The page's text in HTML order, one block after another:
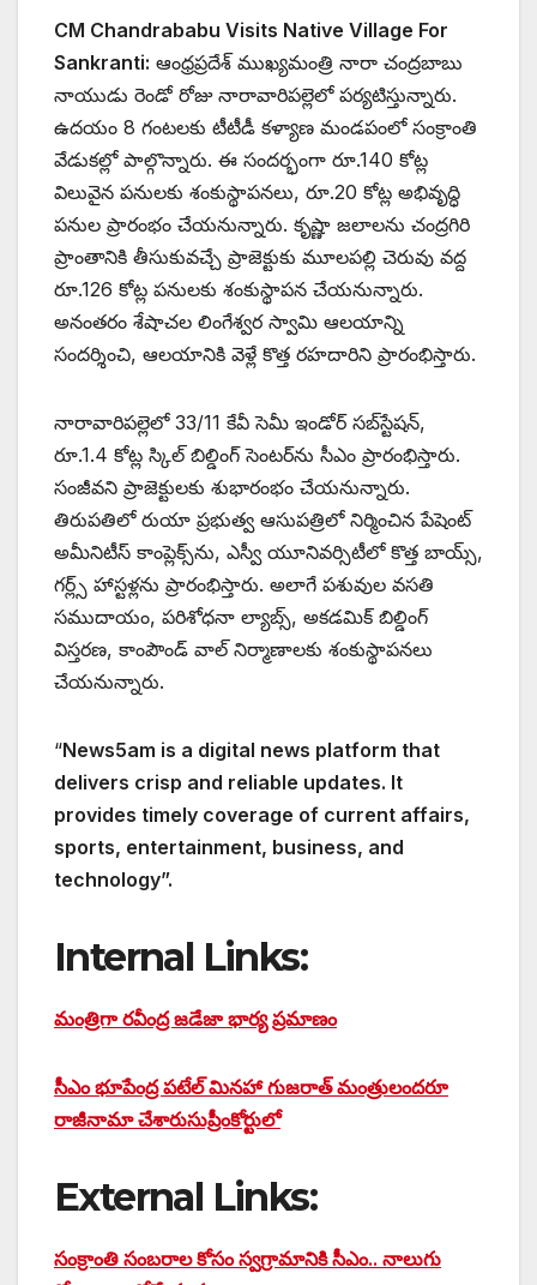
CM Chandrababu Visits Native Village For
Sankranti: ఆంధ్రప్రదేశ్ ముఖ్యమంత్రి నారా చంద్రబాబు
నాయుడు రెండో రోజు నారావారిపల్లెలో పర్యటిస్తున్నారు.
ఉదయం 8 గంటలకు టీటీడీ కళ్యాణ మండపంలో సంక్రాంతి
వేడుకల్లో పాల్గొన్నారు. ఈ సందర్భంగా రూ.140 కోట్ల
విలువైన పనులకు శంకుస్థాపనలు, రూ.20 కోట్ల అభివృద్ధి
పనుల ప్రారంభం చేయనున్నారు. కృష్ణా జలాలను చంద్రగిరి
ప్రాంతానికి తీసుకువచ్చే ప్రాజెక్టుకు మూలపల్లి చెరువు వద్ద
రూ.126 కోట్ల పనులకు శంకుస్థాపన చేయనున్నారు.
అనంతరం శేషాచల లింగేశ్వర స్వామి ఆలయాన్ని
సందర్శించి, ఆలయానికి వెళ్లే కొత్త రహదారిని ప్రారంభిస్తారు.
నారావారిపల్లెలో 33/11 కేవీ సెమీ ఇండోర్ సబ్‌స్టేషన్,
రూ.1.4 కోట్ల స్కిల్ బిల్డింగ్ సెంటర్‌ను సీఎం ప్రారంభిస్తారు.
సంజీవని ప్రాజెక్టులకు శుభారంభం చేయనున్నారు.
తిరుపతిలో రుయా ప్రభుత్వ ఆసుపత్రిలో నిర్మించిన పేషెంట్
అమీనిటీస్ కాంప్లెక్స్‌ను, ఎస్వీ యూనివర్సిటీలో కొత్త బాయ్స్,
గర్ల్స్ హాస్టళ్లను ప్రారంభిస్తారు. అలాగే పశువుల వసతి
సముదాయం, పరిశోధనా ల్యాబ్స్‌, అకడమిక్ బిల్డింగ్
విస్తరణ, కాంపౌండ్ వాల్ నిర్మాణాలకు శంకుస్థాపనలు
చేయనున్నారు.
“News5am is a digital news platform that
delivers crisp and reliable updates. It
provides timely coverage of current affairs,
sports, entertainment, business, and
technology”.
Internal Links:
మంత్రిగా రవీంద్ర జడేజా భార్య ప్రమాణం
సీఎం భూపేంద్ర పటేల్ మినహా గుజరాత్ మంత్రులందరూ
రాజీనామా చేశారుసుప్రీంకోర్టులో
External Links:
సంక్రాంతి సంబరాల కోసం స్వగ్రామానికి సీఎం.. నాలుగు